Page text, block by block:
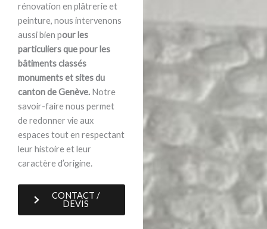
rénovation en plâtrerie et
peinture, nous intervenons
aussi bien pour les
particuliers que pour les
bâtiments classés
monuments et sites du
canton de Genève. Notre
savoir-faire nous permet
de redonner vie aux
espaces tout en respectant
leur histoire et leur
caractère d’origine.
CONTACT /
DEVIS